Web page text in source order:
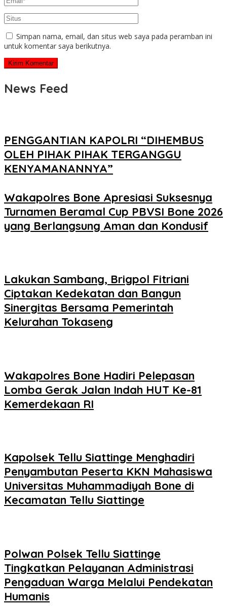
Simpan nama, email, dan situs web saya pada peramban ini
untuk komentar saya berikutnya.
News Feed
PENGGANTIAN KAPOLRI “DIHEMBUS
OLEH PIHAK PIHAK TERGANGGU
KENYAMANANNYA”
Wakapolres Bone Apresiasi Suksesnya
Turnamen Beramal Cup PBVSI Bone 2026
yang Berlangsung Aman dan Kondusif
Lakukan Sambang, Brigpol Fitriani
Ciptakan Kedekatan dan Bangun
Sinergitas Bersama Pemerintah
Kelurahan Tokaseng
Wakapolres Bone Hadiri Pelepasan
Lomba Gerak Jalan Indah HUT Ke-81
Kemerdekaan RI
Kapolsek Tellu Siattinge Menghadiri
Penyambutan Peserta KKN Mahasiswa
Universitas Muhammadiyah Bone di
Kecamatan Tellu Siattinge
Polwan Polsek Tellu Siattinge
Tingkatkan Pelayanan Administrasi
Pengaduan Warga Melalui Pendekatan
Humanis